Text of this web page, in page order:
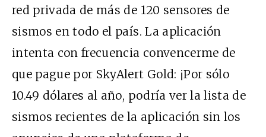
red privada de más de 120 sensores de
sismos en todo el país. La aplicación
intenta con frecuencia convencerme de
que pague por SkyAlert Gold: ¡Por sólo
10.49 dólares al año, podría ver la lista de
sismos recientes de la aplicación sin los